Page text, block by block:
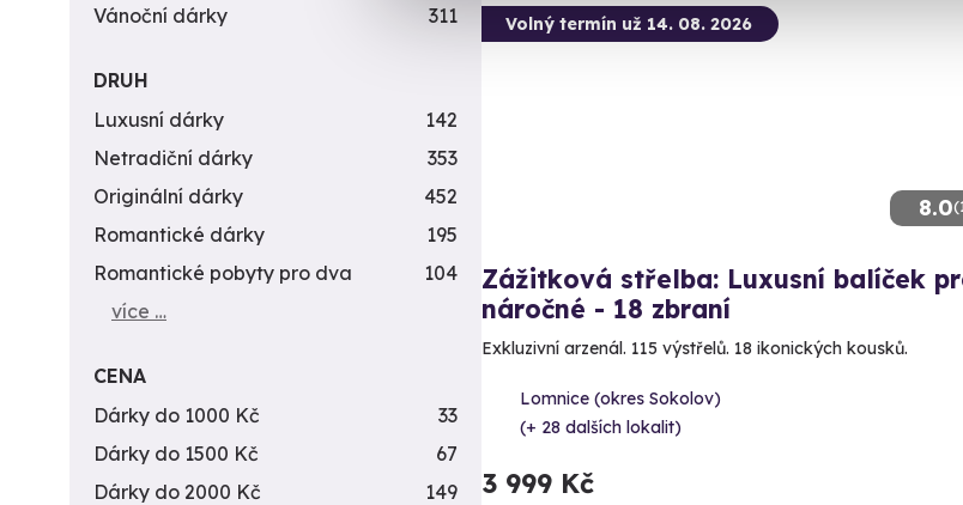
8.0
Volný termín už 14. 08. 2026
Zážitková střelba: Luxusní balíček
náročné - 18 zbraní
Exkluzivní arzenál. 115 výstřelů. 18 ikonických kousků.
Lomnice (okres Sokolov)
(+ 28 dalších lokalit)
3 999 Kč
Vánoční dárky
311
DRUH
Luxusní dárky
142
Netradiční dárky
353
Originální dárky
452
Romantické dárky
195
Romantické pobyty pro dva
104
více …
CENA
Dárky do 1000 Kč
33
Dárky do 1500 Kč
67
Dárky do 2000 Kč
149